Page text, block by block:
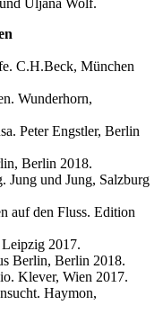
C.H.Beck, München
Wunderhorn,
Peter Engstler, Berlin
Berlin 2018.
Jung und Jung, Salzburg
auf den Fluss. Edition
Leipzig 2017.
Berlin, Berlin 2018.
Klever, Wien 2017.
Haymon,